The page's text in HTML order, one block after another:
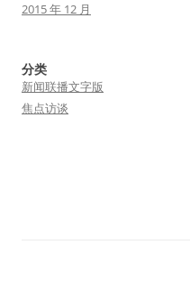
2015 年 12 月
分类
新闻联播文字版
焦点访谈